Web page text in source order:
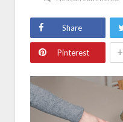
Share
Pinterest +